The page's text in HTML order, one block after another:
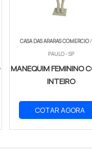
CASA DAS ARARAS COMERCIO/
PAULO - SP
MANEQUIM FEMININO
INTEIRO
COTAR AGORA